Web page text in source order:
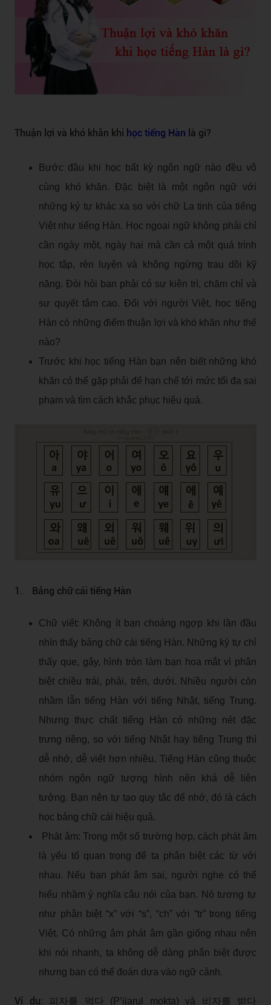
Thuận lợi và khó khăn khi học tiếng Hàn là gì?
Bước đầu khi học bất kỳ ngôn ngữ nào đều vô
cùng khó khăn. Đặc biệt là một ngôn ngữ với
những ký tự khác xa so với chữ La tinh của tiếng
Việt như tiếng Hàn. Học ngoại ngữ không phải chỉ
cần ngày một, ngày hai mà cần cả một quá trình
học tập, rèn luyện và không ngừng trau dồi kỹ
năng. Đòi hỏi bạn phải có sự kiên trì, chăm chỉ và
sự quyết tâm cao. Đối với người Việt, học tiếng
Hàn có những điểm thuận lợi và khó khăn như thế
nào?
Trước khi học tiếng Hàn bạn nên biết những khó
khăn có thể gặp phải để hạn chế tới mức tối đa sai
phạm và tìm cách khắc phục hiệu quả.
1. Bảng chữ cái tiếng Hàn
Chữ viết: Không ít bạn choáng ngợp khi lần đầu
nhìn thấy bảng chữ cái tiếng Hàn. Những ký tự chỉ
thấy que, gậy, hình tròn làm bạn hoa mắt vì phân
biệt chiều trái, phải, trên, dưới. Nhiều người còn
nhầm lẫn tiếng Hàn với tiếng Nhật, tiếng Trung.
Nhưng thực chất tiếng Hàn có những nét đặc
trưng riêng, so với tiếng Nhật hay tiếng Trung thì
dễ nhớ, dễ viết hơn nhiều. Tiếng Hàn cũng thuộc
nhóm ngôn ngữ tượng hình nên khá dễ liên
tưởng. Bạn nên tự tạo quy tắc để nhớ, đó là cách
học bảng chữ cái hiệu quả.
Phát âm: Trong một số trường hợp, cách phát âm
là yếu tố quan trọng để ta phân biệt các từ với
nhau. Nếu bạn phát âm sai, người nghe có thể
hiểu nhầm ý nghĩa câu nói của bạn. Nó tương tự
như phân biệt “x” với “s”, “ch” với “tr” trong tiếng
Việt. Có những âm phát âm gần giống nhau nên
khi nói nhanh, ta không dễ dàng phân biệt được
nhưng bạn có thể đoán dựa vào ngữ cảnh.
Ví dụ: 피자를 먹다 (P’ijarul mokta) và 비자를 받다